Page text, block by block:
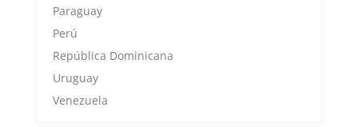
Paraguay
Perú
República Dominicana
Uruguay
Venezuela